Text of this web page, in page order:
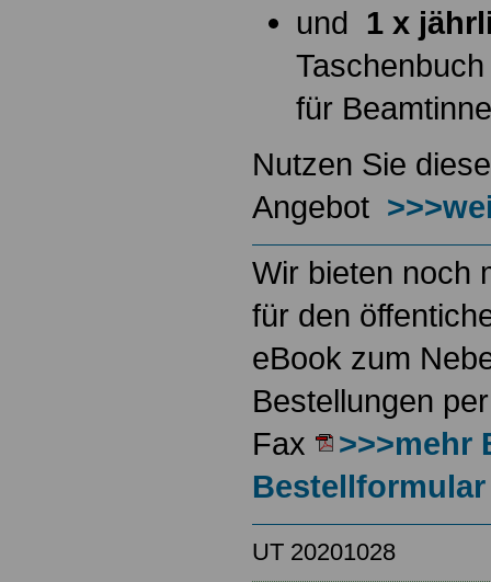
und 1 x
Taschenbuch
für
Nutzen Sie
Angebot
Wir bieten noch
für den
eBook zum
Bestellungen
Fax
>>>mehr
Bestellformular
UT 20201028